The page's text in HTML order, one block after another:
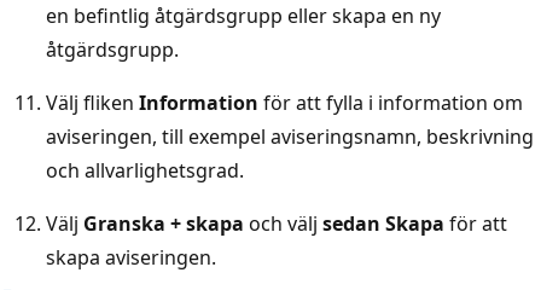
en befintlig åtgärdsgrupp eller skapa en ny
åtgärdsgrupp.
Välj fliken Information för att fylla i information om
aviseringen, till exempel aviseringsnamn, beskrivning
och allvarlighetsgrad.
Välj Granska + skapa och välj sedan Skapa för att
skapa aviseringen.